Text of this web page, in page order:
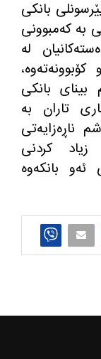
بانکی
به كه‌مبوونی
له‌
بینای بانکی
تاران به‌
ناڕه‌زایه‌تی
كردنی
ئه‌و بانكه‌وه‌‌